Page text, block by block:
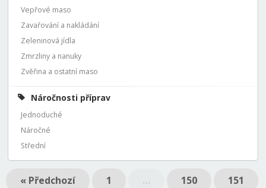
Vepřové maso
Zavařování a nakládání
Zeleninová jídla
Zmrzliny a nanuky
Zvěřina a ostatní maso
Náročnosti příprav
Jednoduché
Náročné
Střední
« Předchozí 1 … 150 151